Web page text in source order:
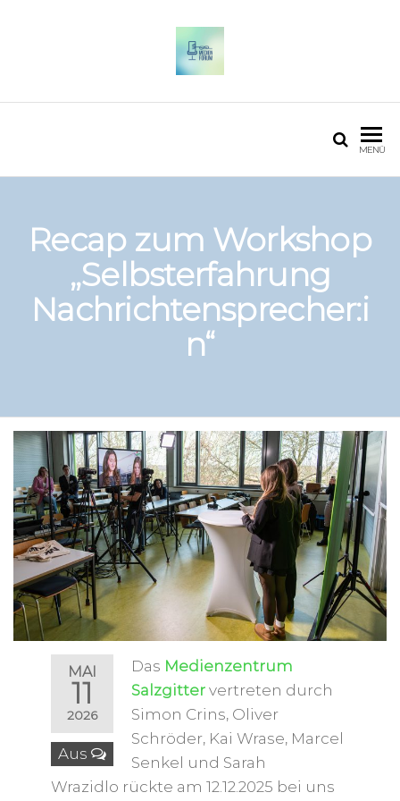
MENÜ
Recap zum Workshop
„Selbsterfahrung
Nachrichtensprecher:i
n“
MAI
11
2026
Aus
Das Medienzentrum
Salzgittervertreten durch
Simon Crins, Oliver
Schröder, Kai Wrase, Marcel
Senkel und Sarah
Wrazidlo rückte am 12.12.2025 bei uns